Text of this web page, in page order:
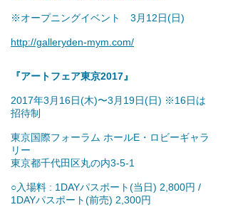
※オープニングイベント 3月12日(日)
http://galleryden-mym.com/
『アートフェア東京2017』
2017年3月16日(木)〜3月19日(日) ※16日は
招待制
東京国際フォーラム ホールE・ロビーギャラ
リー
東京都千代田区丸の内3-5-1
○入場料 : 1DAYパスポート(当日) 2,800円 /
1DAYパスポート(前売) 2,300円